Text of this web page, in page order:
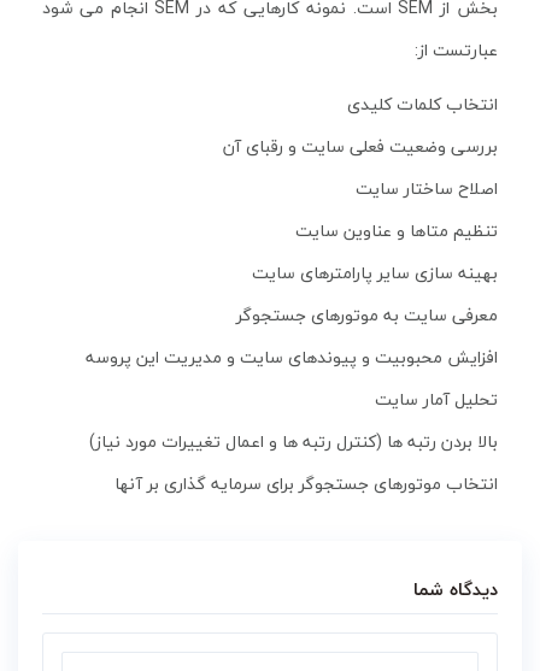
بخش از SEM است. نمونه کارهایی که در SEM انجام می شود
عبارتست از:
انتخاب کلمات کلیدی
بررسی وضعیت فعلی سایت و رقبای آن
اصلاح ساختار سایت
تنظیم متاها و عناوین سایت
بهینه سازی سایر پارامترهای سایت
معرفی سایت به موتورهای جستجوگر
افزایش محبوبیت و پیوندهای سایت و مدیریت این پروسه
تحلیل آمار سایت
بالا بردن رتبه ها (کنترل رتبه ها و اعمال تغییرات مورد نیاز)
انتخاب موتورهای جستجوگر برای سرمایه گذاری بر آنها
دیدگاه شما